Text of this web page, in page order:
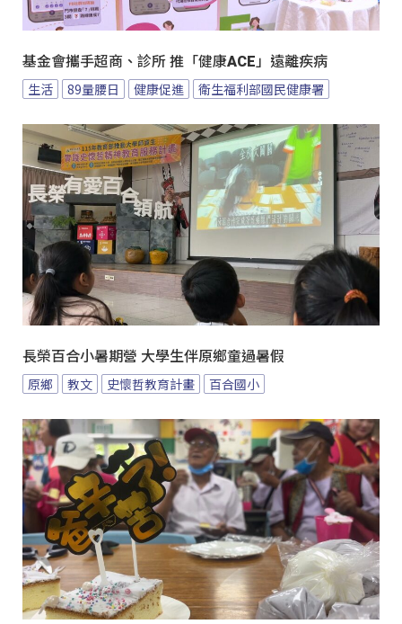
基金會攜手超商、診所 推「健康ACE」遠離疾病
生活 89量腰日 健康促進 衛生福利部國民健康署
長榮百合小暑期營 大學生伴原鄉童過暑假
原鄉 教文 史懷哲教育計畫 百合國小